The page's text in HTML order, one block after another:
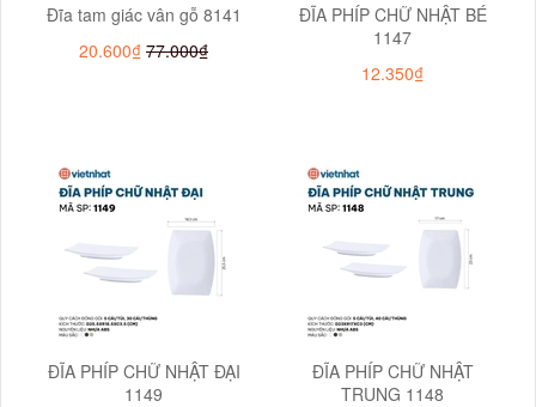
Đĩa tam giác vân gỗ 8141
20.600₫ 77.000₫
ĐĨA PHÍP CHỮ NHẬT BÉ
1147
12.350₫
ĐĨA PHÍP CHỮ NHẬT ĐẠI
1149
ĐĨA PHÍP CHỮ NHẬT
TRUNG 1148